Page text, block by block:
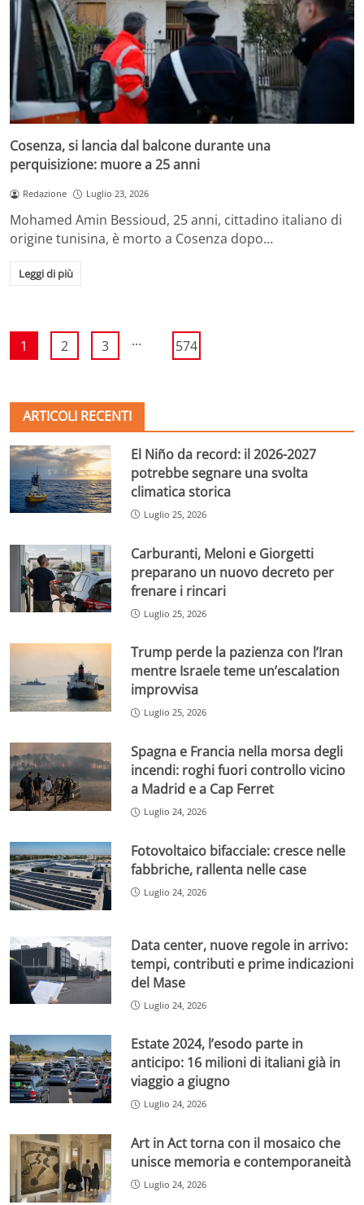
Cosenza, si lancia dal balcone durante una
perquisizione: muore a 25 anni
Redazione Luglio 23, 2026
Mohamed Amin Bessioud, 25 anni, cittadino italiano di
origine tunisina, è morto a Cosenza dopo…
Leggi di più
1 2 3 ... 574
ARTICOLI RECENTI
El Niño da record: il 2026-2027
potrebbe segnare una svolta
climatica storica
Luglio 25, 2026
Carburanti, Meloni e Giorgetti
preparano un nuovo decreto per
frenare i rincari
Luglio 25, 2026
Trump perde la pazienza con l’Iran
mentre Israele teme un’escalation
improvvisa
Luglio 25, 2026
Spagna e Francia nella morsa degli
incendi: roghi fuori controllo vicino
a Madrid e a Cap Ferret
Luglio 24, 2026
Fotovoltaico bifacciale: cresce nelle
fabbriche, rallenta nelle case
Luglio 24, 2026
Data center, nuove regole in arrivo:
tempi, contributi e prime indicazioni
del Mase
Luglio 24, 2026
Estate 2024, l’esodo parte in
anticipo: 16 milioni di italiani già in
viaggio a giugno
Luglio 24, 2026
Art in Act torna con il mosaico che
unisce memoria e contemporaneità
Luglio 24, 2026